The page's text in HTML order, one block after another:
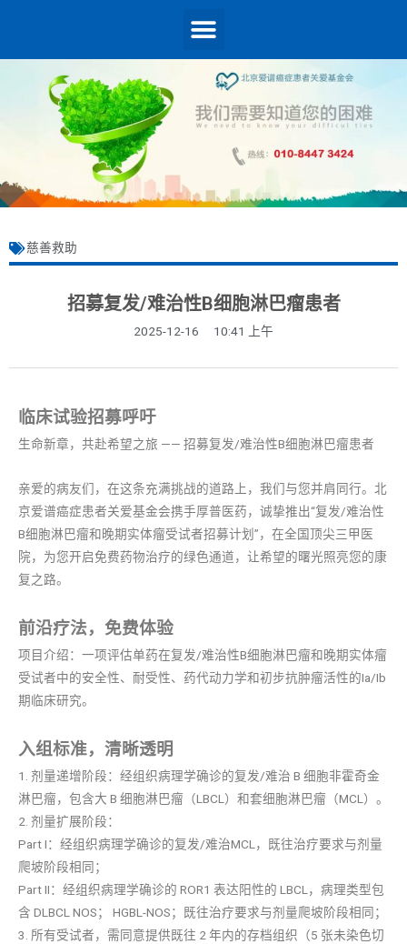
慈善救助
招募复发/难治性B细胞淋巴瘤患者
2025-12-16 10:41 上午
临床试验招募呼吁
生命新章，共赴希望之旅 —— 招募复发/难治性B细胞淋巴瘤患者
亲爱的病友们，在这条充满挑战的道路上，我们与您并肩同行。北
京爱谱癌症患者关爱基金会携手厚普医药，诚挚推出“复发/难治性
B细胞淋巴瘤和晚期实体瘤受试者招募计划”，在全国顶尖三甲医
院，为您开启免费药物治疗的绿色通道，让希望的曙光照亮您的康
复之路。
前沿疗法，免费体验
项目介绍：一项评估单药在复发/难治性B细胞淋巴瘤和晚期实体瘤
受试者中的安全性、耐受性、药代动力学和初步抗肿瘤活性的Ia/Ib
期临床研究。
入组标准，清晰透明
1. 剂量递增阶段：经组织病理学确诊的复发/难治 B 细胞非霍奇金
淋巴瘤，包含大 B 细胞淋巴瘤（LBCL）和套细胞淋巴瘤（MCL）。
2. 剂量扩展阶段：
Part I：经组织病理学确诊的复发/难治MCL，既往治疗要求与剂量
爬坡阶段相同；
Part II：经组织病理学确诊的 ROR1 表达阳性的 LBCL，病理类型包
含 DLBCL NOS； HGBL-NOS；既往治疗要求与剂量爬坡阶段相同；
3. 所有受试者，需同意提供既往 2 年内的存档组织（5 张未染色切